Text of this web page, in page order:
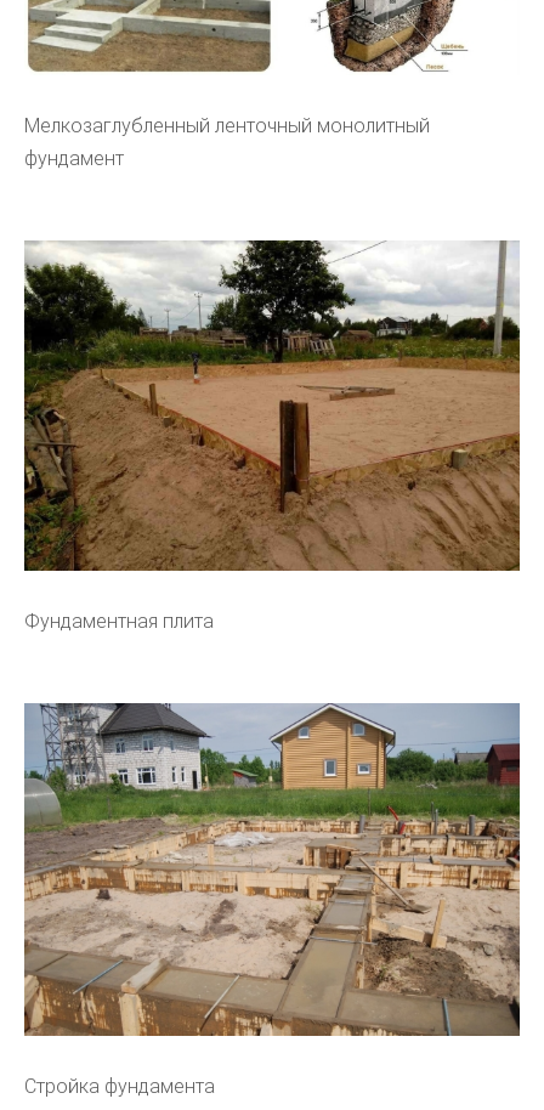
Мелкозаглубленный ленточный монолитный
фундамент
Фундаментная плита
Стройка фундамента